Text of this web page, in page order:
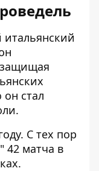
итальянский
защищая
стал
С тех пор
42 матча в